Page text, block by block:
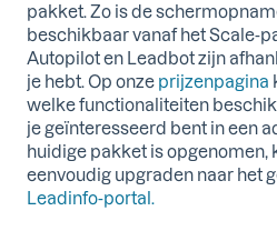
pakket. Zo is de
beschikbaar vanaf het Scale-
Autopilot en Leadbot zijn
je hebt. Op onze prijzenpagina
welke functionaliteiten
je geïnteresseerd bent in een
huidige pakket is opgenomen,
eenvoudig upgraden naar het
Leadinfo-portal.